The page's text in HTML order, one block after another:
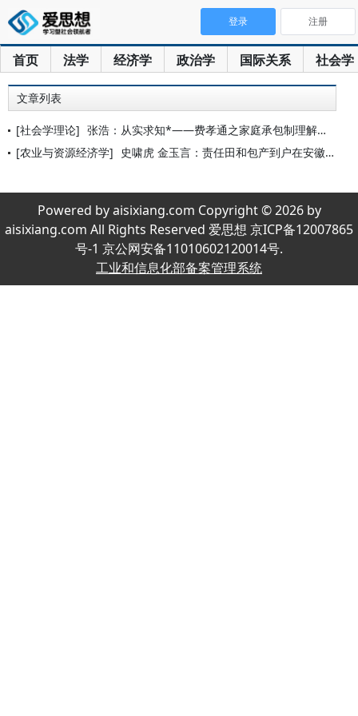
首页 法学 经济学 政治学 国际关系 社会学
登录 注册
文章列表
[社会学理论] 张浩：从实求知*——费孝通之家庭承包制理解视点变迁
[农业与资源经济学]
史啸虎 金玉言：责任田和包产到户在安徽的历史渊源
Powered by aisixiang.com Copyright © 2026 by
aisixiang.com All Rights Reserved 爱思想 京ICP备12007865
号-1 京公网安备11010602120014号.
工业和信息化部备案管理系统